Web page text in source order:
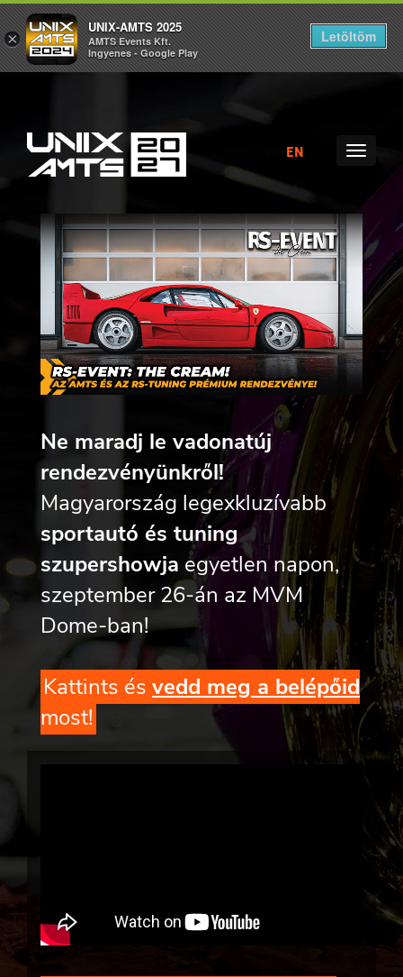
EN MENÜ
Ne maradj le vadonatúj
rendezvényünkről!
Magyarország legexkluzívabb
sportautó és tuning
szupershowja egyetlen napon,
szeptember 26-án az MVM
Dome-ban!
Kattints és vedd meg a belépőid
most!
×
UNIX-AMTS 2025
AMTS Events Kft.
Ingyenes - Google Play
Letöltöm